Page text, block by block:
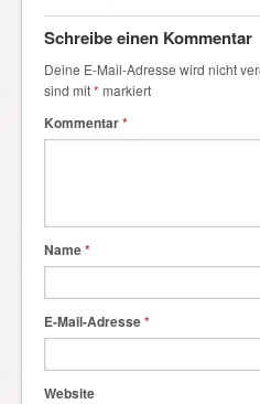
Schreibe einen Kommentar
Deine E-Mail-Adresse wird nicht
sind mit* markiert
Kommentar*
Name*
E-Mail-Adresse*
Website